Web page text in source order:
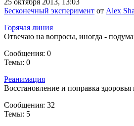
25 октября 2013, 13:03
Бесконечный эксперимент от Alex
Горячая линия
Отвечаю на вопросы, иногда -
Сообщения: 0
Темы: 0
Реанимация
Восстановление и поправка
Сообщения: 32
Темы: 5